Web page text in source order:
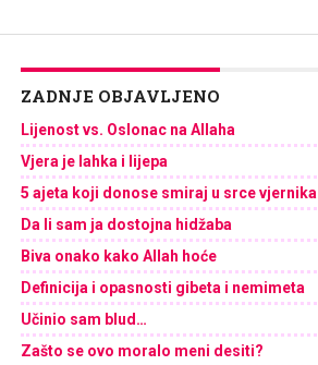
ZADNJE OBJAVLJENO
Lijenost vs. Oslonac na Allaha
Vjera je lahka i lijepa
5 ajeta koji donose smiraj u srce vjernika
Da li sam ja dostojna hidžaba
Biva onako kako Allah hoće
Definicija i opasnosti gibeta i nemimeta
Učinio sam blud…
Zašto se ovo moralo meni desiti?